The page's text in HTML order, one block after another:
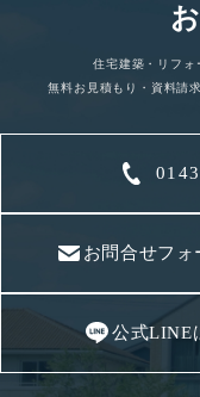
住宅建築・リフォ
無料お見積もり・資料請
お問合せフォ
公式LINE